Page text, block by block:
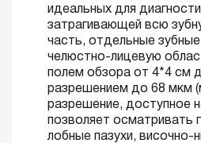
идеальных для
затрагивающей всю
часть, отдельные
челюстно-лицевую
полем обзора от 4*4 см
разрешением до 68 мкм
разрешение, доступное
позволяет осматривать
лобные пазухи, височно-